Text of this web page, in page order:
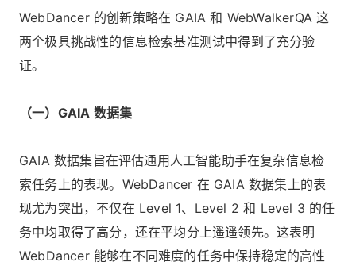
WebDancer 的创新策略在 GAIA 和 WebWalkerQA 这
两个极具挑战性的信息检索基准测试中得到了充分验
证。
（一）GAIA 数据集
GAIA 数据集旨在评估通用人工智能助手在复杂信息检
索任务上的表现。WebDancer 在 GAIA 数据集上的表
现尤为突出，不仅在 Level 1、Level 2 和 Level 3 的任
务中均取得了高分，还在平均分上遥遥领先。这表明
WebDancer 能够在不同难度的任务中保持稳定的高性